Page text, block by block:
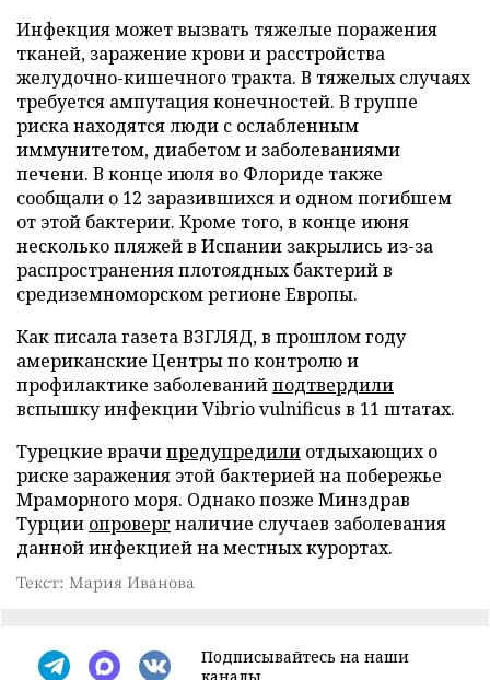
Инфекция может вызвать тяжелые поражения
тканей, заражение крови и расстройства
желудочно-кишечного тракта. В тяжелых случаях
требуется ампутация конечностей. В группе
риска находятся люди с ослабленным
иммунитетом, диабетом и заболеваниями
печени. В конце июля во Флориде также
сообщали о 12 заразившихся и одном погибшем
от этой бактерии. Кроме того, в конце июня
несколько пляжей в Испании закрылись из-за
распространения плотоядных бактерий в
средиземноморском регионе Европы.
Как писала газета ВЗГЛЯД, в прошлом году
американские Центры по контролю и
профилактике заболеванийподтвердили
вспышку инфекции Vibrio vulnificus в 11 штатах.
Турецкие врачипредупредили отдыхающих о
риске заражения этой бактерией на побережье
Мраморного моря. Однако позже Минздрав
Турции опроверг наличие случаев заболевания
данной инфекцией на местных курортах.
Текст: Мария Иванова
Подписывайтесь на наши